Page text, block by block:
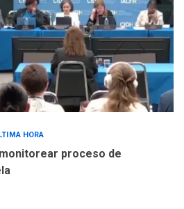
HORA
monitorear proceso de